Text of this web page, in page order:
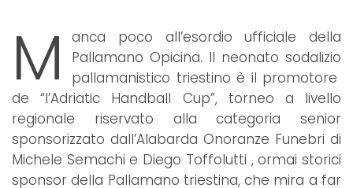
M
anca poco all’esordio ufficiale della
Pallamano Opicina. Il neonato sodalizio
pallamanistico triestino è il promotore
de “l’Adriatic Handball Cup”, torneo a livello
regionale riservato alla categoria senior
sponsorizzato dall’Alabarda Onoranze Funebri di
Michele Semachi e Diego Toffolutti , ormai storici
sponsor della Pallamano triestina, che mira a far